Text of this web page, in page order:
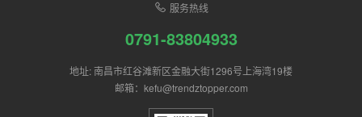
服务热线
0791-83804933
地址: 南昌市红谷滩新区金融大街1296号上海湾19楼
邮箱：kefu@trendztopper.com